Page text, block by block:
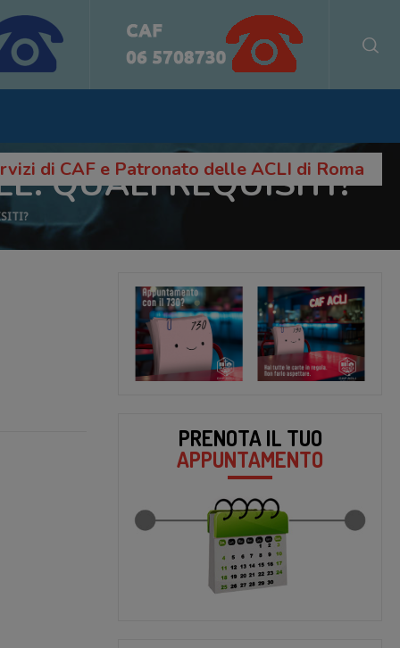
di CAF e Patronato delle ACLI di Roma
QUALI REQUISITI?
PRENOTA IL TUO
APPUNTAMENTO